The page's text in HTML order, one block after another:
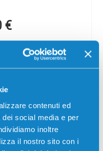
contenuti ed
social media e per
inoltre
il nostro sito con i
€
48 ORE
11
min
42
la pagina prodotto per